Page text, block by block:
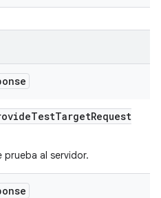
TestTargetRequest
al servidor.